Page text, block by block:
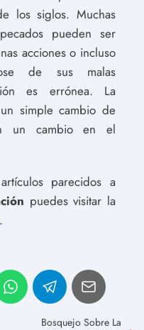
los siglos. Muchas
pueden ser
acciones o incluso
de sus malas
es errónea. La
simple cambio de
un cambio en el
parecidos a
puedes visitar la
.
Bosquejo Sobre La